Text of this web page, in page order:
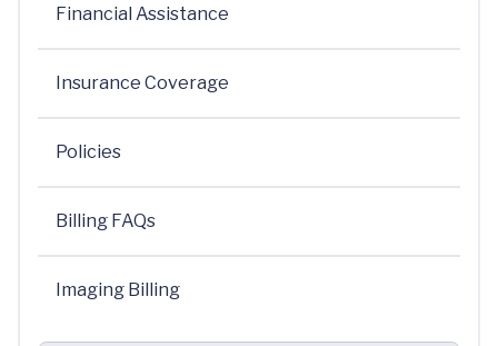
Financial Assistance
Insurance Coverage
Policies
Billing FAQs
Imaging Billing